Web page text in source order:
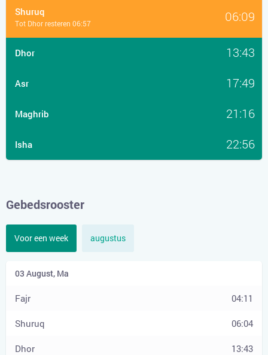
Shuruq 06:09
Tot Dhor resteren 06:57
Dhor 13:43
Asr 17:49
Maghrib 21:16
Isha 22:56
Gebedsrooster
Voor een week augustus
04:11
06:04
13:43